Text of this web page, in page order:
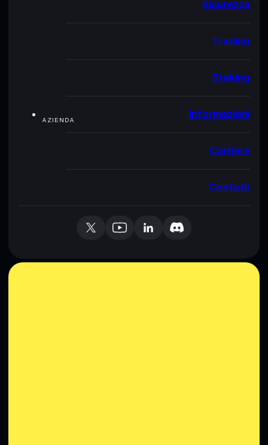
Sicurezza
Trading
Staking
AZIENDA Informazioni
Carriere
Contatti